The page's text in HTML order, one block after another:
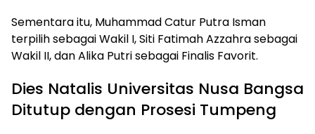
Sementara itu, Muhammad Catur Putra Isman
terpilih sebagai Wakil I, Siti Fatimah Azzahra sebagai
Wakil II, dan Alika Putri sebagai Finalis Favorit.
Dies Natalis Universitas Nusa Bangsa
Ditutup dengan Prosesi Tumpeng